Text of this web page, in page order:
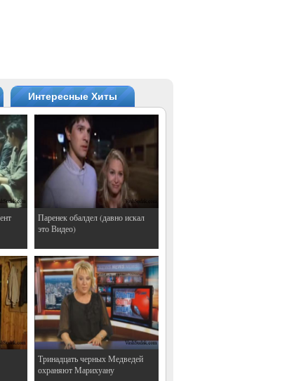
Интересные Хиты
Паренек обалдел (давно искал
это Видео)
Тринадцать черных Медведей
охраняют Марихуану